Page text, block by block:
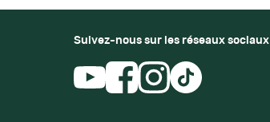
Suivez-nous sur les réseaux sociaux